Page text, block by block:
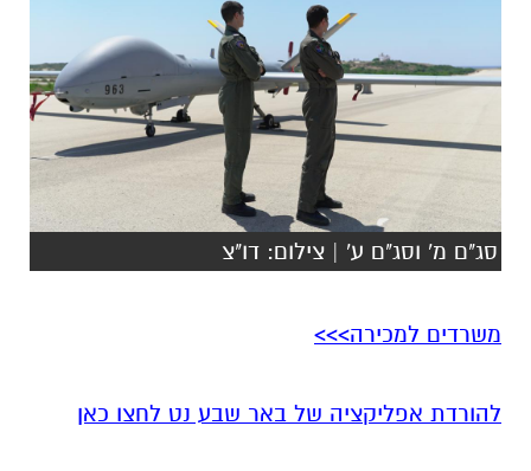
סג"ם מ' וסג"ם ע' | צילום: דו"צ
משרדים למכירה>>>
בפרסומינו צילום שיש לכם זכויות בו, אתם רשאים